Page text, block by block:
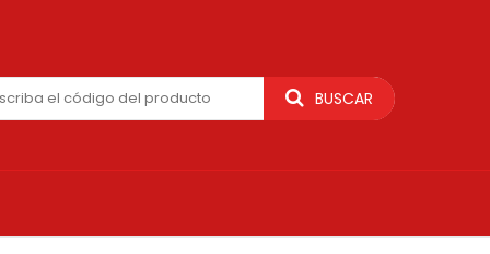
BUSCAR